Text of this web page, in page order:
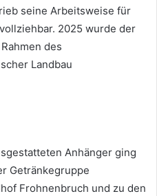
seine Arbeitsweise für
2025 wurde der
des
Landbau
Anhänger ging
Getränkegruppe
Frohnenbruch und zu den